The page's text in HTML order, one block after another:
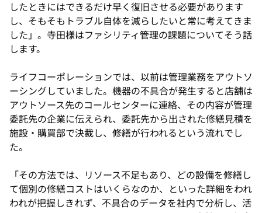
したときにはできるだけ早く復旧させる必要があります
し、そもそもトラブル自体を減らしたいと常に考えてきま
した」。寺田様はファシリティ管理の課題についてそう話
します。
ライフコーポレーションでは、以前は管理業務をアウトソ
ーシングしていました。機器の不具合が発生すると店舗は
アウトソース先のコールセンターに連絡、その内容が管理
委託先の企業に伝えられ、委託先から出された修繕見積を
施設・購買部で決裁し、修繕が行われるという流れでし
た。
「その方法では、リソース不足もあり、どの設備を修繕し
て個別の修繕コストはいくらなのか、といった詳細をわれ
われが把握しきれず、不具合のデータを社内で分析し、活